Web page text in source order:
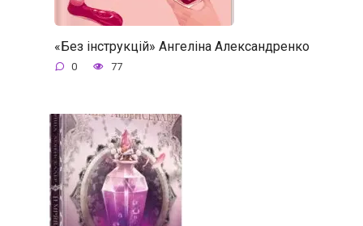
«Без інструкцій» Ангеліна Александренко
0 77